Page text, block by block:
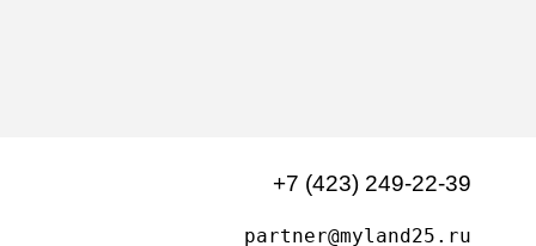
+7 (423) 249-22-39
partner@myland25.ru